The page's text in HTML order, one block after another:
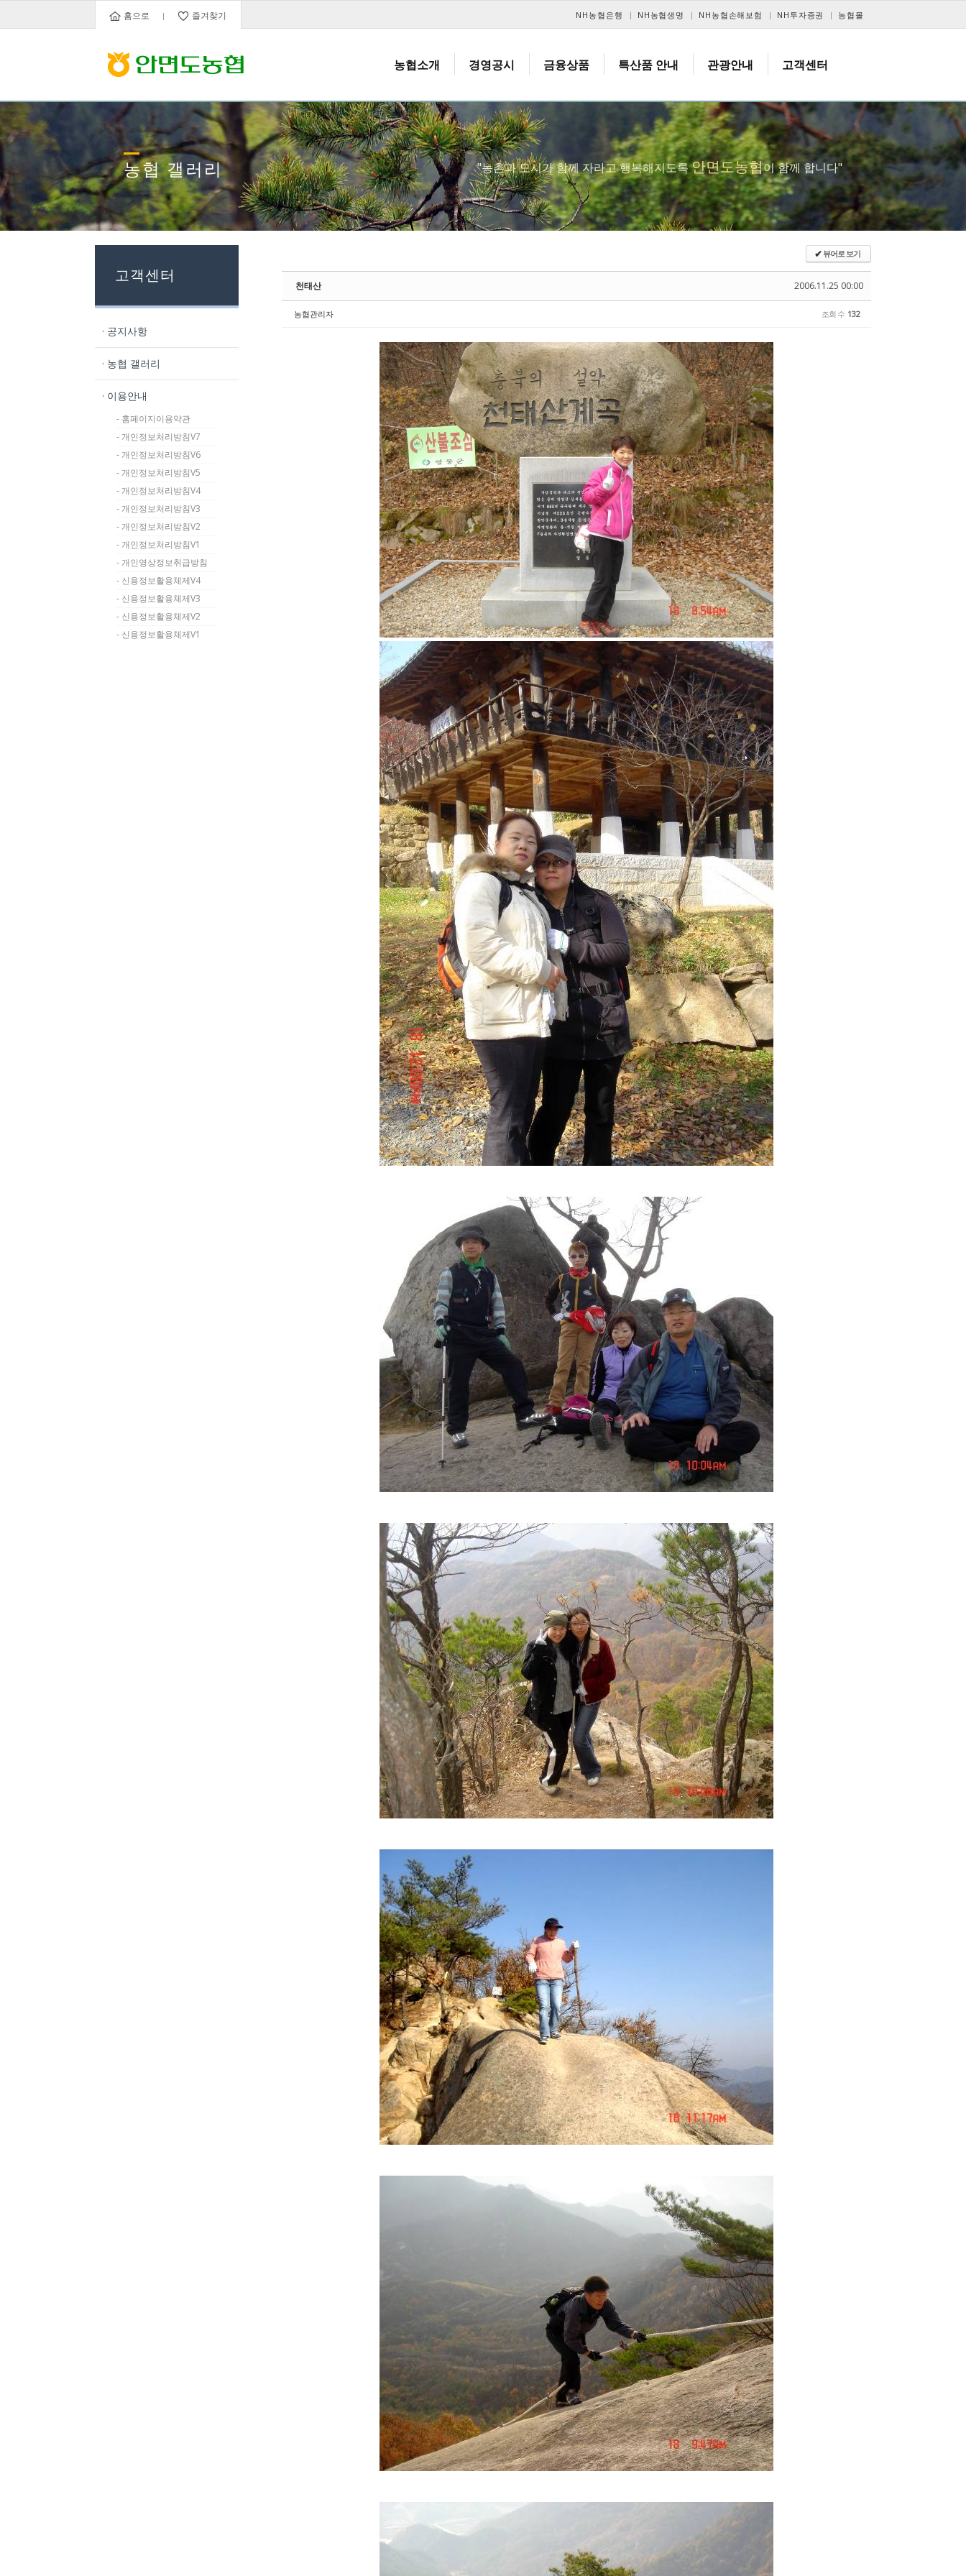
홈으로 즐겨찾기 NH농협은행 NH농협생명 NH농협손해보험 NH투자증권 농협몰
농협소개 경영공시 금융상품 특산품 안내 관광안내 고객센터
농협 갤러리 "농촌과 도시가 함께 자라고 행복해지도록안면도농협이 함께 합니다"
고객센터
· 공지사항
· 농협 갤러리
· 이용안내
- 홈페이지이용약관
- 개인정보처리방침V7
- 개인정보처리방침V6
- 개인정보처리방침V5
- 개인정보처리방침V4
- 개인정보처리방침V3
- 개인정보처리방침V2
- 개인정보처리방침V1
- 개인영상정보취급방침
- 신용정보활용체제V4
- 신용정보활용체제V3
- 신용정보활용체제V2
- 신용정보활용체제V1
✔뷰어로 보기
2006.11.25 00:00
천태산
농협관리자 조회 수 132